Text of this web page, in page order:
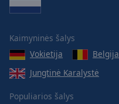
Kaimyninės šalys
Vokietija
Belgija
Jungtinė Karalystė
Populiarios šalys